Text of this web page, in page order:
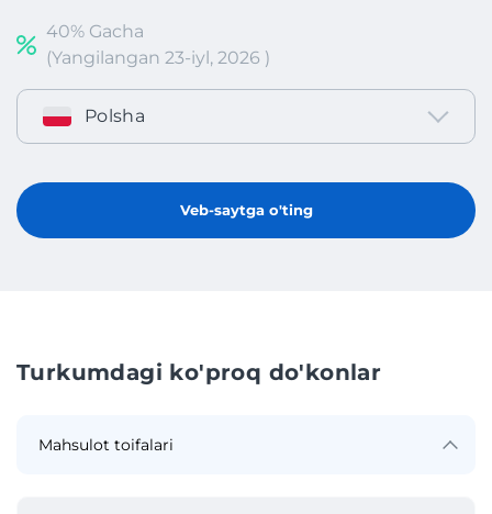
40% Gacha
(Yangilangan 23-iyl, 2026 )
Polsha
Veb-saytga o'ting
Turkumdagi ko'proq do'konlar